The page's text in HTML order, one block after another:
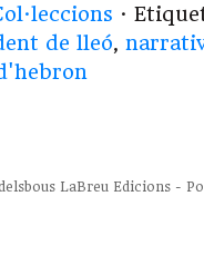
·
de lleó,
LaBreu Edicions -